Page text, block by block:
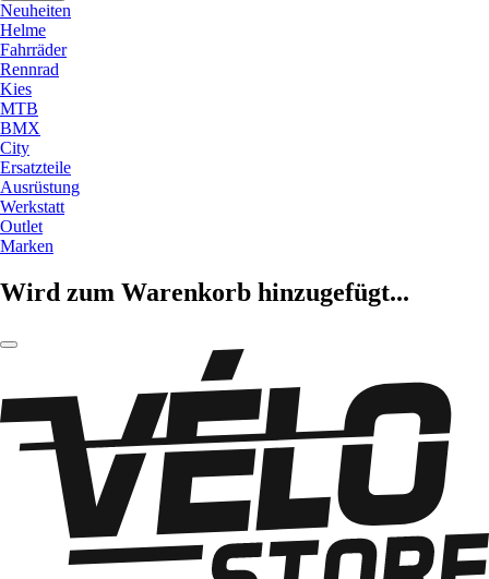
Neuheiten
Helme
Fahrräder
Rennrad
Kies
MTB
BMX
City
Ersatzteile
Ausrüstung
Werkstatt
Outlet
Marken
Wird zum Warenkorb hinzugefügt...